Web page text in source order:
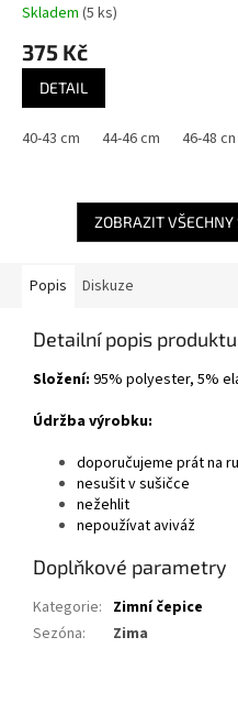
Skladem (5 ks)
375 Kč
DETAIL
40-43 cm 44-46 cm 46-48 cm
ZOBRAZIT VŠECHNY
Popis Diskuze
Detailní popis produktu
Složení: 95% polyester, 5%
Údržba výrobku:
doporučujeme prát na
nesušit v sušičce
nežehlit
nepoužívat aviváž
Doplňkové parametry
Kategorie: Zimní čepice
Sezóna: Zima